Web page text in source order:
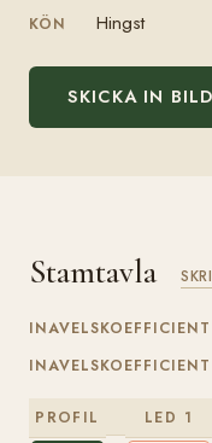
KÖN Hingst
SKICKA IN BILD
Stamtavla
PROFIL LED 1